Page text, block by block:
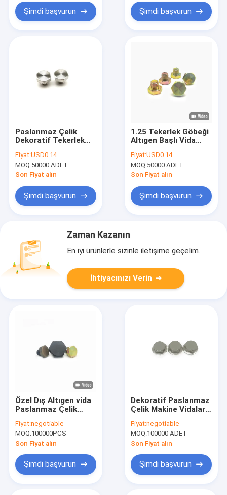
Şimdi başvurun Şimdi başvurun
Paslanmaz Çelik
Dekoratif Tekerlek
Tam Diş Altıgen Başlı
Vidalar
Fiyat:USD0.14
MOQ:50000 ADET
Son Fiyat alın
Şimdi başvurun
1.25 Tekerlek Göbeği
Altıgen Başlı Vida
Dekoratif Dış
Fiyat:USD0.14
MOQ:50000 ADET
Son Fiyat alın
Şimdi başvurun
Zaman Kazanın
En iyi ürünlerle sizinle iletişime geçelim.
İhtiyacınızı Verin
Özel Dış Altıgen vida
Paslanmaz Çelik
vida
Fiyat:negotiable
MOQ:100000PCS
Son Fiyat alın
Şimdi başvurun
Dekoratif Paslanmaz
Çelik Makine Vidaları
Kaplama Altıgen
Fiyat:negotiable
MOQ:100000 ADET
Son Fiyat alın
Şimdi başvurun